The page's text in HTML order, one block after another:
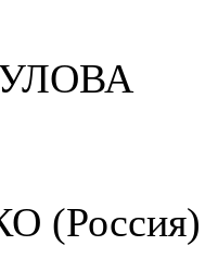
(Россия)